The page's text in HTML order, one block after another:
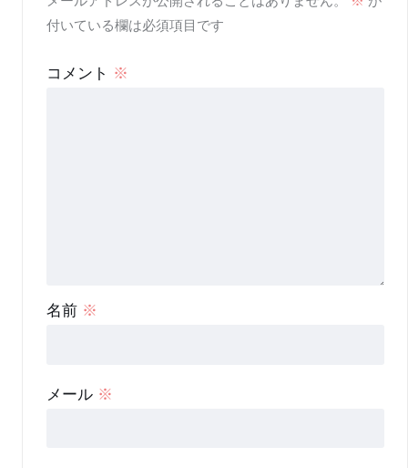
付いている欄は必須項目です
コメント ※
名前 ※
メール ※